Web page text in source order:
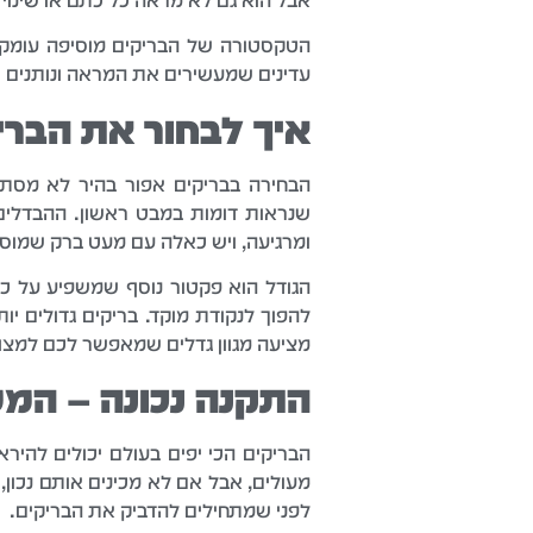
הטקסטורה של הבריקים מוסיפה
עדינים שמעשירים את המראה
איך לבחור את
הבחירה בבריקים אפור בהיר לא
שנראות דומות במבט ראשון.
ומרגיעה, ויש כאלה עם מעט ברק
הגודל הוא פקטור נוסף שמשפיע על
להפוך לנקודת מוקד. בריקים גדולים
מציעה מגוון גדלים שמאפשר לכם
התקנה נכונה –
הבריקים הכי יפים בעולם יכולים
מעולים, אבל אם לא מכינים אותם
לפני שמתחילים להדביק את הבריקים.